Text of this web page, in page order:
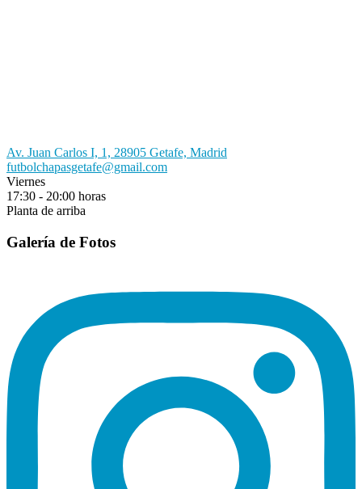
Av. Juan Carlos I, 1, 28905 Getafe, Madrid
futbolchapasgetafe@gmail.com
Viernes
17:30 - 20:00 horas
Planta de arriba
Galería de Fotos